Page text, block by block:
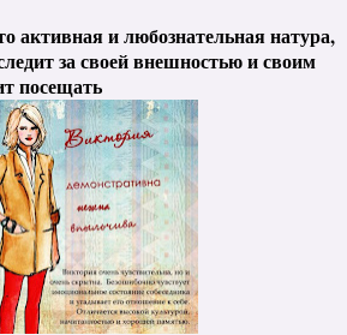
активная и любознательная натура,
за своей внешностью и своим
посещать